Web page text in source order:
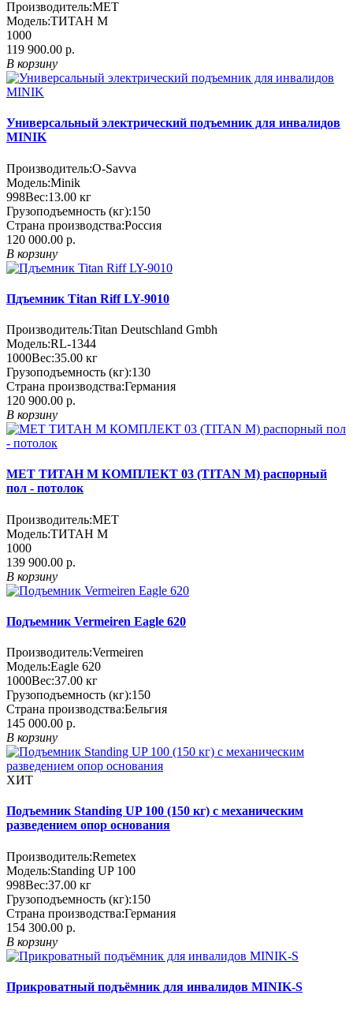
Производитель:MET
Модель:ТИТАН М
1000
119 900.00 р.
В корзину
Универсальный электрический подъемник для инвалидов
MINIK
Производитель:O-Savva
Модель:Minik
998Вес:13.00 кг
Грузоподъемность (кг):150
Страна производства:Россия
120 000.00 р.
В корзину
Пдъемник Titan Riff LY-9010
Производитель:Titan Deutschland Gmbh
Модель:RL-1344
1000Вес:35.00 кг
Грузоподъемность (кг):130
Страна производства:Германия
120 900.00 р.
В корзину
MET ТИТАН М КОМПЛЕКТ 03 (TITAN M) распорный
пол - потолок
Производитель:MET
Модель:ТИТАН М
1000
139 900.00 р.
В корзину
Подъемник Vermeiren Eagle 620
Производитель:Vermeiren
Модель:Eagle 620
1000Вес:37.00 кг
Грузоподъемность (кг):150
Страна производства:Бельгия
145 000.00 р.
В корзину
ХИТ
Подъемник Standing UP 100 (150 кг) с механическим
разведением опор основания
Производитель:Remetex
Модель:Standing UP 100
998Вес:37.00 кг
Грузоподъемность (кг):150
Страна производства:Германия
154 300.00 р.
В корзину
Прикроватный подъёмник для инвалидов MINIK-S